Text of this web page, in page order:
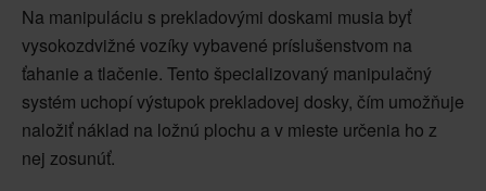
Na manipuláciu s prekladovými doskami musia byť
vysokozdvižné vozíky vybavené príslušenstvom na
ťahanie a tlačenie. Tento špecializovaný manipulačný
systém uchopí výstupok prekladovej dosky, čím umožňuje
naložiť náklad na ložnú plochu a v mieste určenia ho z
nej zosunúť.